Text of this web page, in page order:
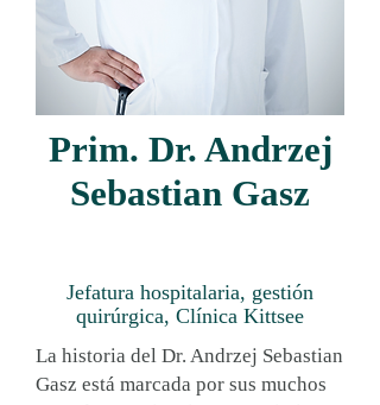
Prim. Dr. Andrzej
Sebastian Gasz
Jefatura hospitalaria, gestión
quirúrgica, Clínica Kittsee
La historia del Dr. Andrzej Sebastian
Gasz está marcada por sus muchos